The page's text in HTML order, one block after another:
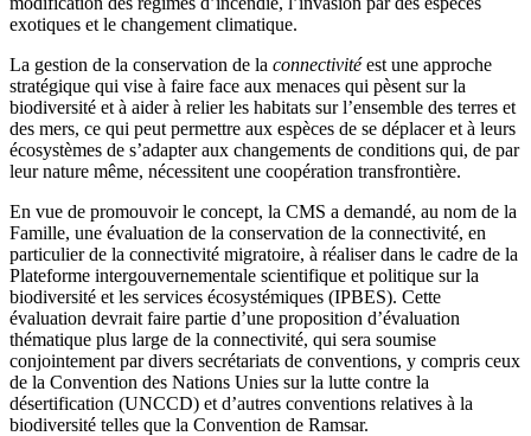
exotiques et le changement climatique.
La gestion de la conservation de la connectivitéest une approche
stratégique qui vise à faire face aux menaces qui pèsent sur la
biodiversité et à aider à relier les habitats sur l’ensemble des terres et
des mers, ce qui peut permettre aux espèces de se déplacer et à leurs
écosystèmes de s’adapter aux changements de conditions qui, de par
leur nature même, nécessitent une coopération transfrontière.
En vue de promouvoir le concept, la CMS a demandé, au nom de la
Famille, une évaluation de la conservation de la connectivité, en
particulier de la connectivité migratoire, à réaliser dans le cadre de la
Plateforme intergouvernementale scientifique et politique sur la
biodiversité et les services écosystémiques (IPBES). Cette
évaluation devrait faire partie d’une proposition d’évaluation
thématique plus large de la connectivité, qui sera soumise
conjointement par divers secrétariats de conventions, y compris ceux
de la Convention des Nations Unies sur la lutte contre la
désertification (UNCCD) et d’autres conventions relatives à la
biodiversité telles que la Convention de Ramsar.